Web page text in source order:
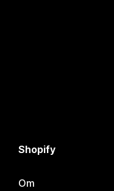
Shopify
Om